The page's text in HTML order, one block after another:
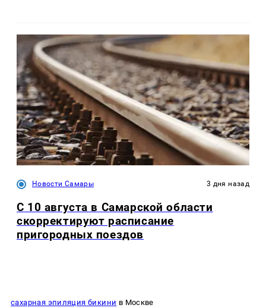
Новости Самары 3 дня назад
С 10 августа в Самарской области
скорректируют расписание
пригородных поездов
сахарная эпиляция бикини в Москве